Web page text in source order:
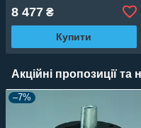
8 477 ₴
Купити
Акційні пропозиції та
–7%